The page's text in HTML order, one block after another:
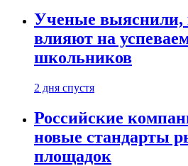
Ученые выяснили,
влияют на
школьников
2 дня спустя
Российские
новые стандарты
площадок